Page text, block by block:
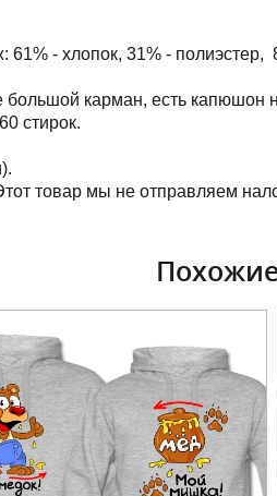
61% - хлопок, 31% - полиэстер,
большой карман, есть капюшон
стирок.
товар мы не отправляем